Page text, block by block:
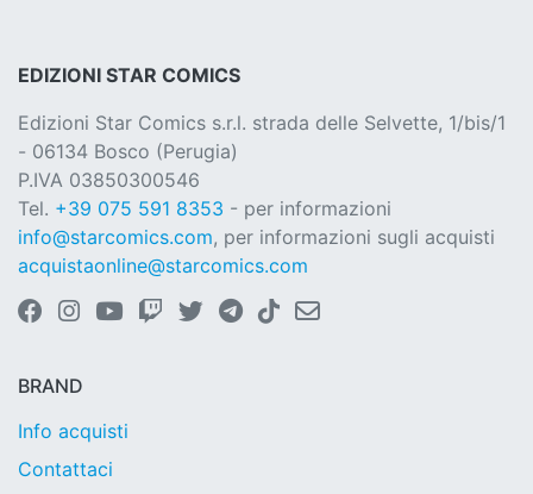
EDIZIONI STAR COMICS
Edizioni Star Comics s.r.l. strada delle Selvette, 1/bis/1
- 06134 Bosco (Perugia)
P.IVA 03850300546
Tel. +39 075 591 8353 - per informazioni
info@starcomics.com, per informazioni sugli acquisti
acquistaonline@starcomics.com
BRAND
Info acquisti
Contattaci